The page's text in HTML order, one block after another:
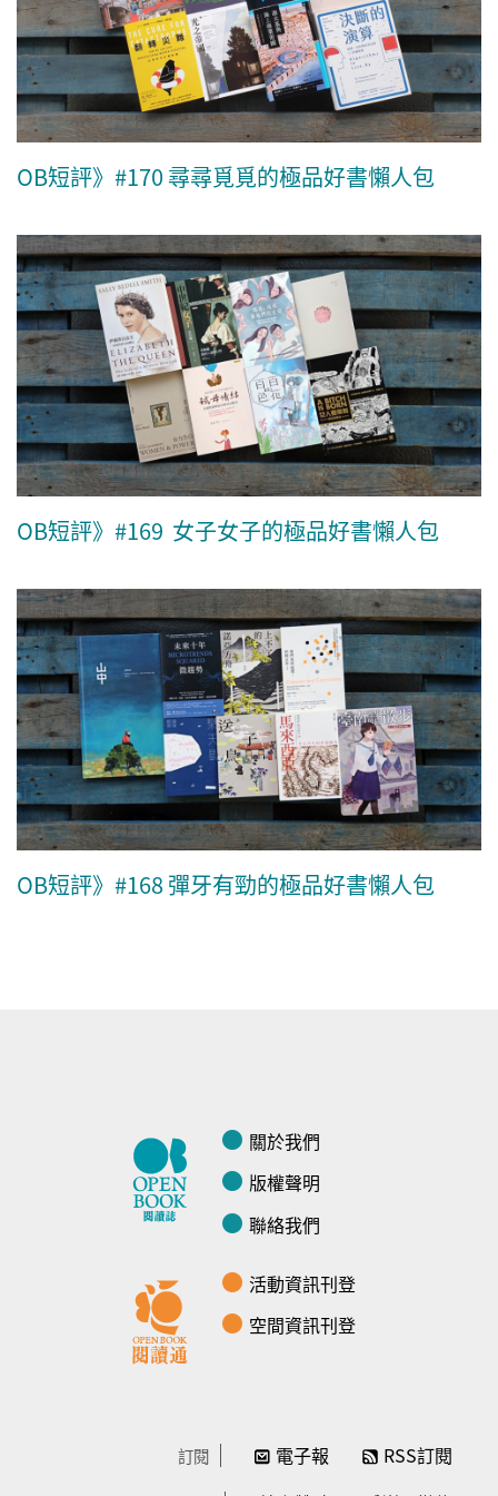
OB短評》#170 尋尋覓覓的極品好書懶人包
OB短評》#169 女子女子的極品好書懶人包
OB短評》#168 彈牙有勁的極品好書懶人包
關於我們
版權聲明
聯絡我們
活動資訊刊登
空間資訊刊登
訂閱 電子報 RSS訂閱